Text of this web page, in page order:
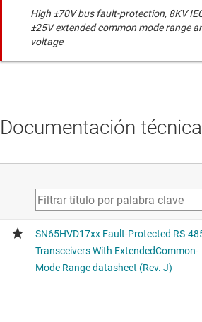
High ±70V bus fault-protection, 8KV IEC
±25V extended common mode range
voltage
Documentación técnica